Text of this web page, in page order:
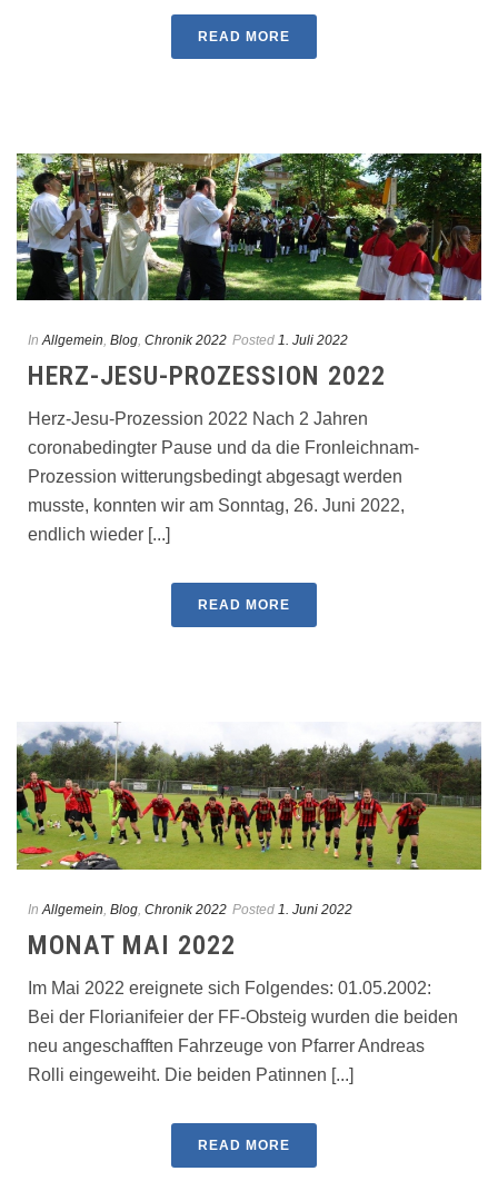
READ MORE
In Allgemein, Blog, Chronik 2022 Posted 1. Juli 2022
HERZ-JESU-PROZESSION 2022
Herz-Jesu-Prozession 2022 Nach 2 Jahren
coronabedingter Pause und da die Fronleichnam-
Prozession witterungsbedingt abgesagt werden
musste, konnten wir am Sonntag, 26. Juni 2022,
endlich wieder [...]
READ MORE
In Allgemein, Blog, Chronik 2022 Posted 1. Juni 2022
MONAT MAI 2022
Im Mai 2022 ereignete sich Folgendes: 01.05.2002:
Bei der Florianifeier der FF-Obsteig wurden die beiden
neu angeschafften Fahrzeuge von Pfarrer Andreas
Rolli eingeweiht. Die beiden Patinnen [...]
READ MORE